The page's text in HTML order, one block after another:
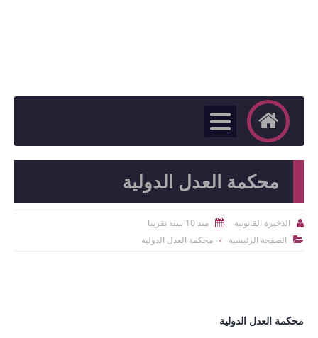
محكمة العدل الدولية
 الذخيرة القانونية  منذ 10 سنة تقريبا
 الصفحة الرئيسية محكمة العدل الدولية
محكمة العدل الدولية